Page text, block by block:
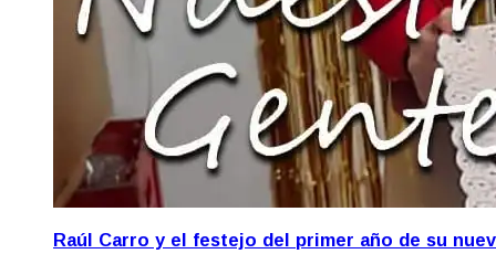
Raúl Carro y el festejo del primer año de su